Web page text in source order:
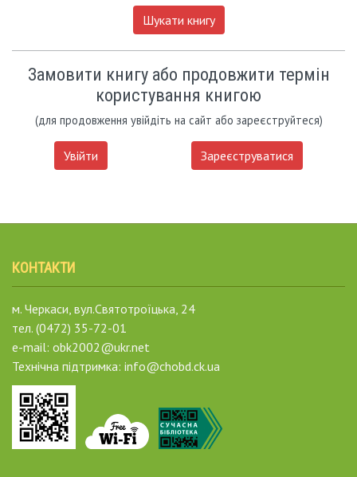
Шукати книгу
Замовити книгу або продовжити термін
користування книгою
(для продовження увійдіть на сайт або зареєструйтеся)
Увійти Зареєструватися
КОНТАКТИ
м. Черкаси, вул.Святотроїцька, 24
тел. (0472) 35-72-01
e-mail: obk2002@ukr.net
Технічна підтримка: info@chobd.ck.ua